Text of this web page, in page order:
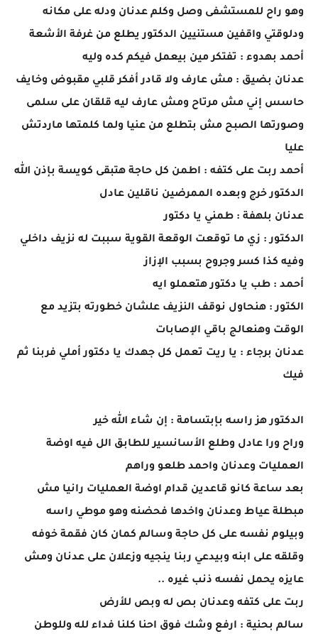
وهو راح للمستشفى وصل وكلم عدنان ودله على مكانه
ودلوقتي واقفين مستنيين الدكتور يطلع من غرفة الأشعة
أحمد بهدوء : تفتكر مين بيعمل فيكم كده وليه
عدنان بضيق : مش عارف ولا قادر أفكر قلبي مقبوض وخايف
حاسس إني مش مرتاح ومش عارف ليه قلقان على سلمى
وصورتها الصبح مش بتطلع من عنيا ولما كلمتها ماردتش
عليا
أحمد ربت على كتفه : اطمن كل حاجة هتبقى كويسة بإذن الله
الدكتور خرج وبعده الممرضين ناقلين عادل
عدنان بلهفة : طمني يا دكتور
الدكتور : زي ما توقعت الوقعة القوية سببت له نزيف داخلي
وفيه كذا كسر وجروح بسبب الإزاز
أحمد : طب يا دكتور هتعملو ايه
الكتور : هنحاول نوقف النزيف علشان خطورته بتزيد مع
الوقت وهنعالج باقي الإصابات
عدنان برجاء : يا ريت تعمل كل جهدك يا دكتور أملي فربنا ثم
فيك
الدكتور هز راسه بإبتسامة : إن شاء الله خير
وراح ورا عادل وطلع الأسانسير للطابق الل فيه اوضة
العمليات وعدنان واحمد طلعو وراهم
بعد ساعة كانو قاعدين قدام اوضة العمليات رانيا مش
مبطلة عياط وعدنان واخدها فحضنه وهو موطي راسه
وبيلوم نفسه على كل حاجة وسالم كمان كان فقمة خوفه
وقلقه على ابنه وبيدعي ربنا ينجيه وزعلان على عدنان ومش
عايزه يحمل نفسه ذنب غيره ..
ربت على كتفه وعدنان بص له وبص للأرض
سالم بحنية : ارفع وشك فوق احنا كلنا فداء لله وللوطن